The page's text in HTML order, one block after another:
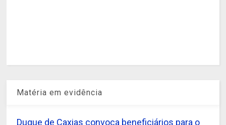
Matéria em evidência
Duque de Caxias convoca beneficiários para o